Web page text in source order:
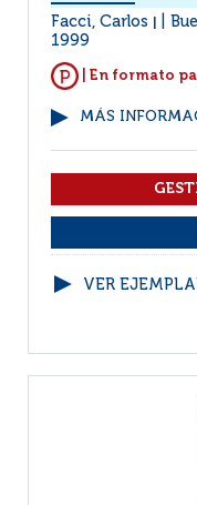
Facci, Carlos
1999
| En formato
MÁS
VER